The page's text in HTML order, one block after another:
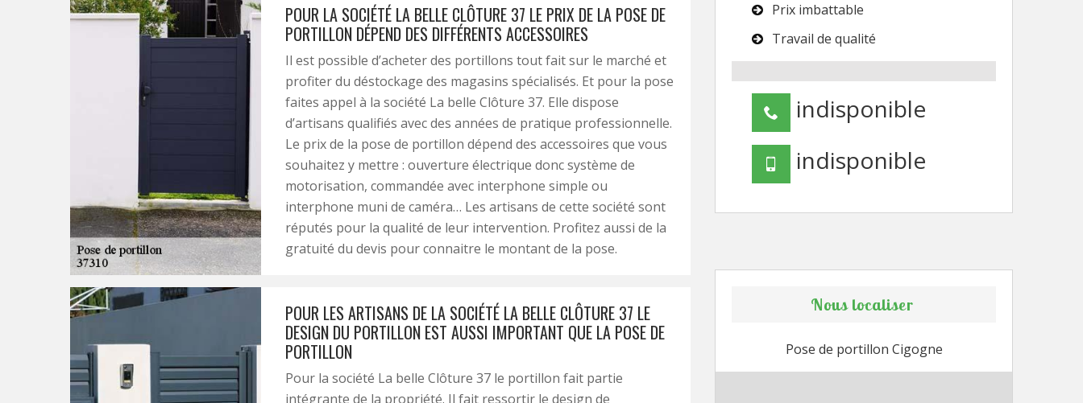
POUR LA SOCIÉTÉ LA BELLE CLÔTURE 37 LE PRIX DE LA POSE DE
PORTILLON DÉPEND DES DIFFÉRENTS ACCESSOIRES
Il est possible d’acheter des portillons tout fait sur le marché et
profiter du déstockage des magasins spécialisés. Et pour la pose
faites appel à la société La belle Clôture 37. Elle dispose
d’artisans qualifiés avec des années de pratique professionnelle.
Le prix de la pose de portillon dépend des accessoires que vous
souhaitez y mettre : ouverture électrique donc système de
motorisation, commandée avec interphone simple ou
interphone muni de caméra… Les artisans de cette société sont
réputés pour la qualité de leur intervention. Profitez aussi de la
gratuité du devis pour connaitre le montant de la pose.
POUR LES ARTISANS DE LA SOCIÉTÉ LA BELLE CLÔTURE 37 LE
DESIGN DU PORTILLON EST AUSSI IMPORTANT QUE LA POSE DE
PORTILLON
Pour la société La belle Clôture 37 le portillon fait partie
intégrante de la propriété. Il fait ressortir le design de
Prix imbattable
Travail de qualité
indisponible
indisponible
Nous localiser
Pose de portillon Cigogne